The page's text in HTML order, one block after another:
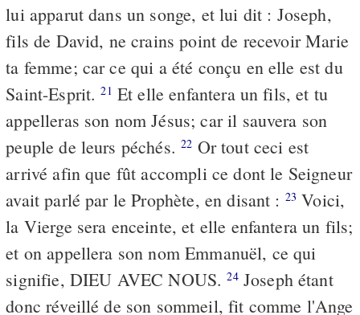
lui apparut dans un songe, et lui dit : Joseph,
fils de David, ne crains point de recevoir Marie
ta femme; car ce qui a été conçu en elle est du
Saint-Esprit.21 Et elle enfantera un fils, et tu
appelleras son nom Jésus; car il sauvera son
peuple de leurs péchés.22 Or tout ceci est
arrivé afin que fût accompli ce dont le Seigneur
avait parlé par le Prophète, en disant : 23 Voici,
la Vierge sera enceinte, et elle enfantera un fils;
et on appellera son nom Emmanuël, ce qui
signifie, DIEU AVEC NOUS.24Joseph étant
donc réveillé de son sommeil, fit comme l'Ange